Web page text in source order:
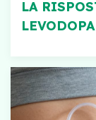
LA
LEVODOPA